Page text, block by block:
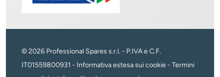
© 2026 Professional Spares s.r.l. - P.IVA e C.F.
IT01559800931 - Informativa estesa sui cookie - Termini